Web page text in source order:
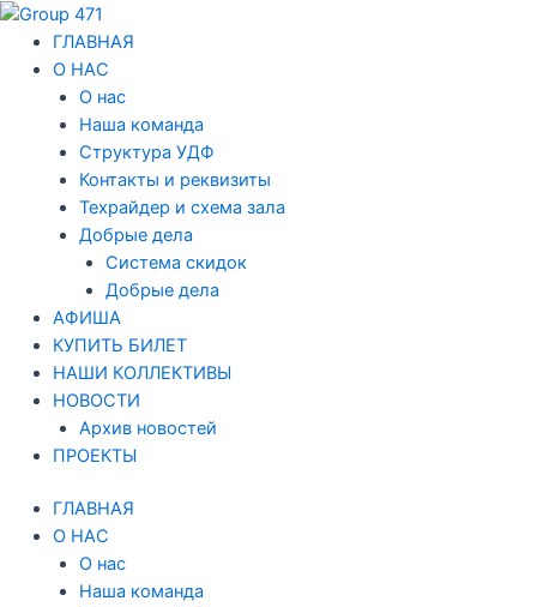
Перейти
содержимому
ГЛАВНАЯ
О НАС
О нас
Наша команда
Структура УДФ
Контакты и реквизиты
Техрайдер и схема зала
Добрые дела
Система скидок
Добрые дела
АФИША
КУПИТЬ БИЛЕТ
НАШИ КОЛЛЕКТИВЫ
НОВОСТИ
Архив новостей
ПРОЕКТЫ
ГЛАВНАЯ
О НАС
О нас
Наша команда
Навигация
по
записям